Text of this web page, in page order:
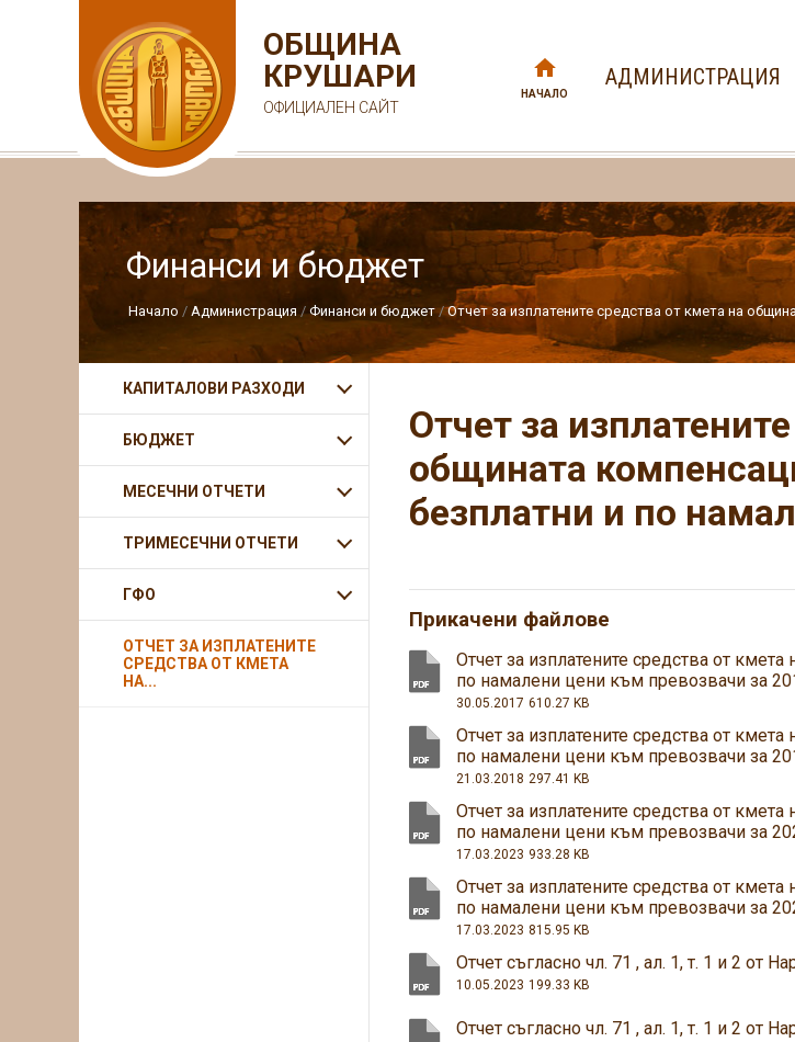
ОБЩИНА
КРУШАРИ
ОФИЦИАЛЕН САЙТ
НАЧАЛО
АДМИНИСТРАЦИЯ
Финанси и бюджет
Начало Администрация Финанси и бюджет Отчет за изплатените средства от кмета на
Отчет за
общината
безплатни и по
Прикачени файлове
Отчет за изплатените средства от
по намалени цени към превозвачи за
30.05.2017 610.27 KB
Отчет за изплатените средства от
по намалени цени към превозвачи за
21.03.2018 297.41 KB
Отчет за изплатените средства от
по намалени цени към превозвачи за
17.03.2023 933.28 KB
Отчет за изплатените средства от
по намалени цени към превозвачи за
17.03.2023 815.95 KB
Отчет съгласно чл. 71 , ал. 1, т. 1 и 2 от
10.05.2023 199.33 KB
Отчет съгласно чл. 71 , ал. 1, т. 1 и 2 от
КАПИТАЛОВИ РАЗХОДИ
БЮДЖЕТ
МЕСЕЧНИ ОТЧЕТИ
ТРИМЕСЕЧНИ ОТЧЕТИ
ГФО
ОТЧЕТ ЗА ИЗПЛАТЕНИТЕ
СРЕДСТВА ОТ КМЕТА
НА...